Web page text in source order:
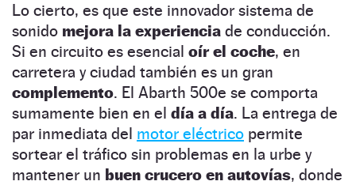
Lo cierto, es que este innovador sistema de
sonido mejora la experiencia de conducción.
Si en circuito es esencial oír el coche, en
carretera y ciudad también es un gran
complemento. El Abarth 500e se comporta
sumamente bien en el día a día. La entrega de
par inmediata del motor eléctrico permite
sortear el tráfico sin problemas en la urbe y
mantener un buen crucero en autovías, donde